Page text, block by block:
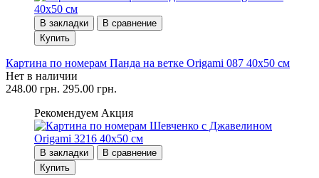
В закладки
В сравнение
Купить
Картина по номерам Панда на ветке Origami 087 40x50 см
Нет в наличии
248.00 грн. 295.00 грн.
Рекомендуем Акция
В закладки
В сравнение
Купить